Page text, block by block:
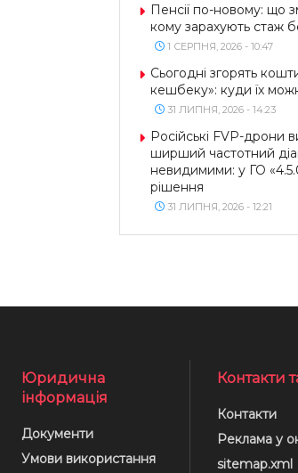
Пенсії по-новому: що
кому зарахують стаж
1 СЕРПНЯ, 2026 - 10:47
Сьогодні згорять
кешбеку»: куди їх
31 ЛИПНЯ, 2026 - 14:23
Російські FVP-дрони
ширший частотний
невидимими: у ГО
рішення
31 ЛИПНЯ, 2026 - 12:21
Юридична
інформація
Документи
Умови використання
Контакти
Контакти
Реклама у
sitemap.xml